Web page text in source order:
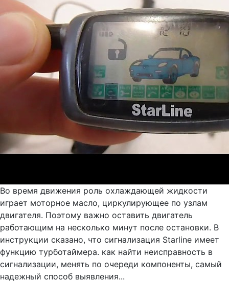
Во время движения роль охлаждающей жидкости
играет моторное масло, циркулирующее по узлам
двигателя. Поэтому важно оставить двигатель
работающим на несколько минут после остановки. В
инструкции сказано, что сигнализация Starline имеет
функцию турботаймера. как найти неисправность в
сигнализации, менять по очереди компоненты, самый
надежный способ выявления...